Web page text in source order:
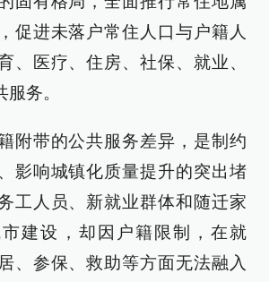
促进未落户常住人口与户籍人
、医疗、住房、社保、就业、
务。
附带的公共服务差异，是制约
影响城镇化质量提升的突出堵
工人员、新就业群体和随迁家
建设，却因户籍限制，在就
、参保、救助等方面无法融入